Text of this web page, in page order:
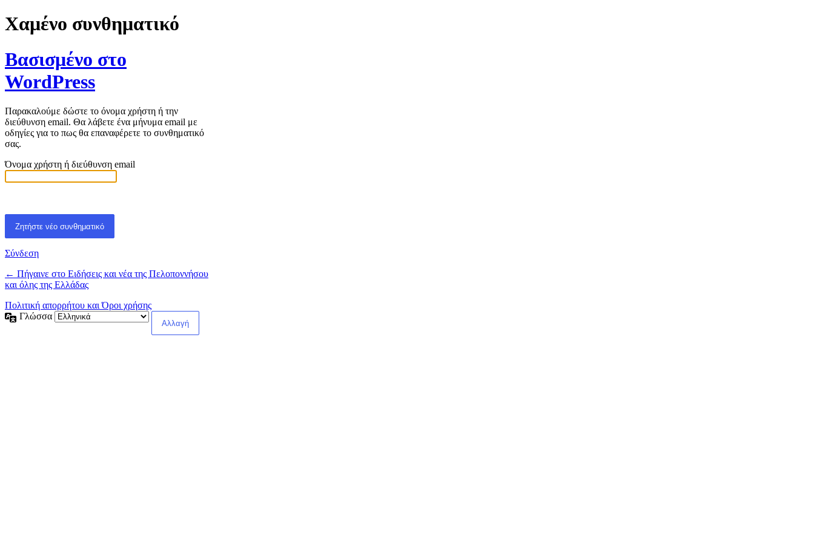
Χαμένο συνθηματικό
Βασισμένο στο
WordPress
Παρακαλούμε δώστε το όνομα χρήστη ή την
διεύθυνση email. Θα λάβετε ένα μήνυμα email με
οδηγίες για το πως θα επαναφέρετε το συνθηματικό
σας.
Όνομα χρήστη ή διεύθυνση email
Σύνδεση
← Πήγαινε στο Ειδήσεις και νέα της Πελοποννήσου
και όλης της Ελλάδας
Πολιτική απορρήτου και Όροι χρήσης
Γλώσσα